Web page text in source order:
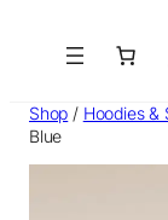
Shop / Hoodies &
Blue